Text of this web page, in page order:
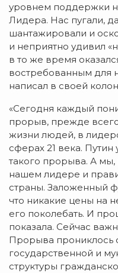
уровнем поддержки
Лидера. Нас пугали,
шантажировали и
и неприятно удивил
в то же время
востребованным для
написал в своей
«Сегодня каждый
прорыв, прежде
жизни людей, в
сферах 21 века.
такого прорыва. А
нашем лидере и
страны. Заложенный
что никакие цены на
его поколебать. И
показала. Сейчас
Прорыва прониклось
государственной и
структуры